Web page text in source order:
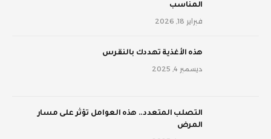
المناسب
فبراير 18, 2026
‫هذه الأغذية تهددك بالنقرس
ديسمبر 4, 2025
‫التصلب المتعدد.. هذه العوامل تؤثر على مسار
المرض